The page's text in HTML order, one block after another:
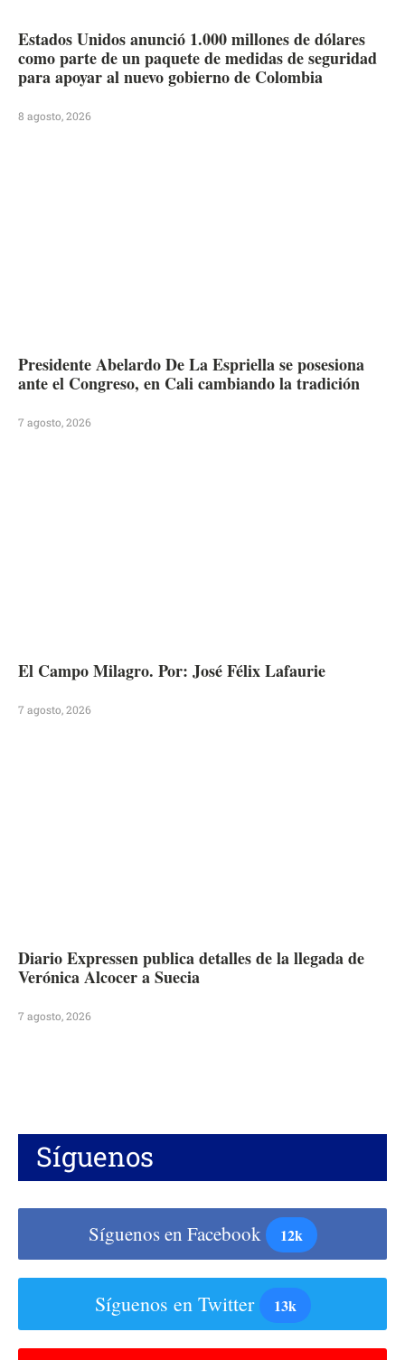
Estados Unidos anunció 1.000 millones de dólares
como parte de un paquete de medidas de seguridad
para apoyar al nuevo gobierno de Colombia
8 agosto, 2026
Presidente Abelardo De La Espriella se posesiona
ante el Congreso, en Cali cambiando la tradición
7 agosto, 2026
El Campo Milagro. Por: José Félix Lafaurie
7 agosto, 2026
Diario Expressen publica detalles de la llegada de
Verónica Alcocer a Suecia
7 agosto, 2026
Síguenos
Síguenos en Facebook 12k
Síguenos en Twitter 13k